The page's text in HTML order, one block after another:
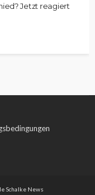
Jetzt reagiert
Schalke News